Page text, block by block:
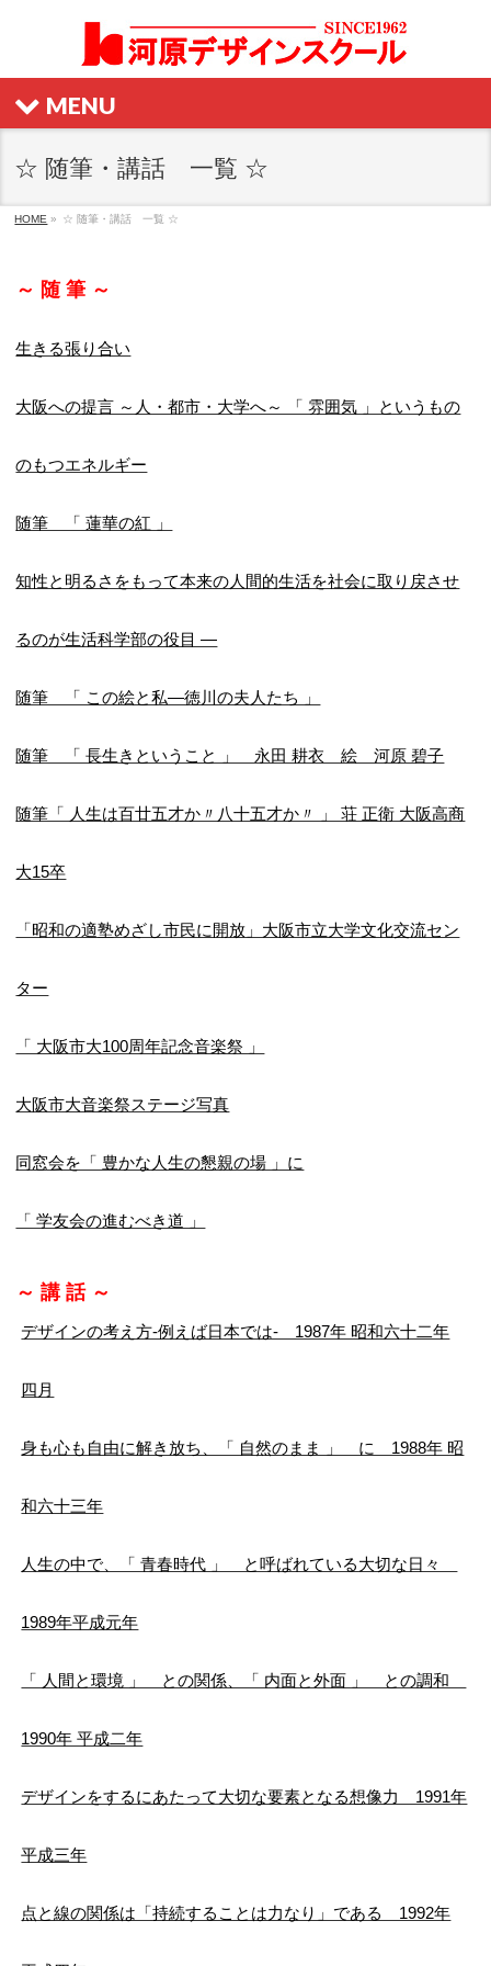
MENU
☆ 随筆・講話 一覧 ☆
HOME » ☆ 随筆・講話 一覧 ☆
～ 随 筆 ～
生きる張り合い
大阪への提言 ～人・都市・大学へ～ 「 雰囲気 」というもの
のもつエネルギー
随筆 「 蓮華の紅 」
知性と明るさをもって本来の人間的生活を社会に取り戻させ
るのが生活科学部の役目 ―
随筆 「 この絵と私―徳川の夫人たち 」
随筆 「 長生きということ 」 永田 耕衣 絵 河原 碧子
随筆「 人生は百廿五才か〃八十五才か〃 」 荘 正衛 大阪高商
大15卒
「昭和の適塾めざし市民に開放」大阪市立大学文化交流セン
ター
「 大阪市大100周年記念音楽祭 」
大阪市大音楽祭ステージ写真
同窓会を「 豊かな人生の懇親の場 」に
「 学友会の進むべき道 」
～ 講 話 ～
デザインの考え方-例えば日本では- 1987年 昭和六十二年
四月
身も心も自由に解き放ち、「 自然のまま 」 に 1988年 昭
和六十三年
人生の中で、「 青春時代 」 と呼ばれている大切な日々
1989年平成元年
「 人間と環境 」 との関係、「 内面と外面 」 との調和
1990年 平成二年
デザインをするにあたって大切な要素となる想像力 1991年
平成三年
点と線の関係は「持続することは力なり」である 1992年